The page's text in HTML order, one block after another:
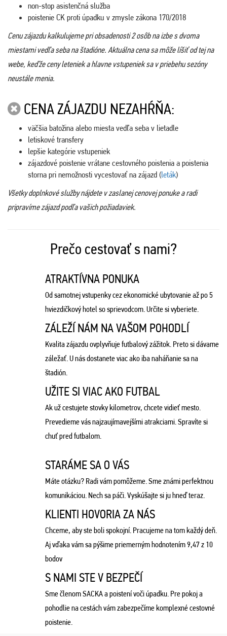
non-stop asistenčná služba
poistenie CK proti úpadku v zmysle zákona 170/2018
Cenu zájazdu kalkulujeme pri obsadenosti 2 osôb na izbe s dvoma
miestami vedľa seba na štadióne. Aktuálna cena sa môže líšiť od tej na
webe, keďže ceny leteniek a hlavne vstupeniek sa v priebehu sezóny
neustále menia.
CENA ZÁJAZDU NEZAHŔŇA:
väčšia batožina alebo miesta vedľa seba v lietadle
letiskové transfery
lepšie kategórie vstupeniek
zájazdové poistenie vrátane cestovného poistenia a poistenia
storna pri nemožnosti vycestovať na zájazd (leták)
Všetky doplnkové služby nájdete v zaslanej cenovej ponuke a radi
pripravíme zájazd podľa vašich požiadaviek.
Prečo cestovať s nami?
ATRAKTÍVNA PONUKA
Od samotnej vstupenky cez ekonomické ubytovanie až po 5
hviezdičkový hotel so sprievodcom. Určite si vyberiete.
ZÁLEŽÍ NÁM NA VAŠOM POHODLÍ
Kvalita zájazdu ovplyvňuje futbalový zážitok. Preto si dávame
záležať. U nás dostanete viac ako iba naháňanie sa na
štadión.
UŽITE SI VIAC AKO FUTBAL
Ak už cestujete stovky kilometrov, chcete vidieť mesto.
Prevedieme vás najzaujímavejšími atrakciami. Spravíte si
chuť pred futbalom.
STARÁME SA O VÁS
Máte otázku? Radi vám pomôžeme. Sme známi perfektnou
komunikáciou. Nech sa páči. Vyskúšajte si ju hneď teraz.
KLIENTI HOVORIA ZA NÁS
Chceme, aby ste boli spokojní. Pracujeme na tom každý deň.
Aj vďaka vám sa pýšime priemerným hodnotením 9,47 z 10
bodov
S NAMI STE V BEZPEČÍ
Sme členom SACKA a poistení voči úpadku. Pre pokoj a
pohodlie na cestách vám zabezpečíme komplexné cestovné
poistenie.